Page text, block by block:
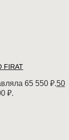
65 550 ₽.50
₽.